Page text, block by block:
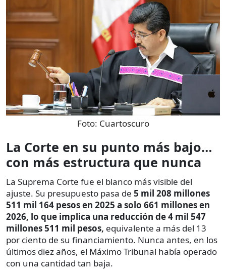
Foto: Cuartoscuro
La Corte en su punto más bajo…
con más estructura que nunca
La Suprema Corte fue el blanco más visible del
ajuste. Su presupuesto pasa de 5 mil 208 millones
511 mil 164 pesos en 2025 a solo 661 millones en
2026, lo que implica una reducción de 4 mil 547
millones 511 mil pesos, equivalente a más del 13
por ciento de su financiamiento. Nunca antes, en los
últimos diez años, el Máximo Tribunal había operado
con una cantidad tan baja.